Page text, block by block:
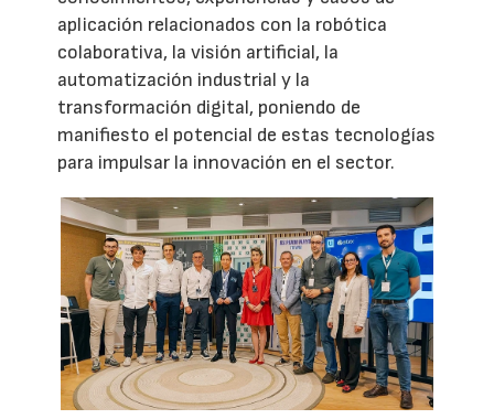
aplicación relacionados con la robótica
colaborativa, la visión artificial, la
automatización industrial y la
transformación digital, poniendo de
manifiesto el potencial de estas tecnologías
para impulsar la innovación en el sector.